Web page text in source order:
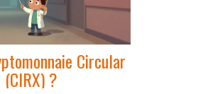
Circular
?